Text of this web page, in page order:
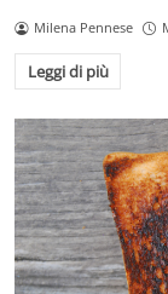
Milena Pennese
Leggi di più